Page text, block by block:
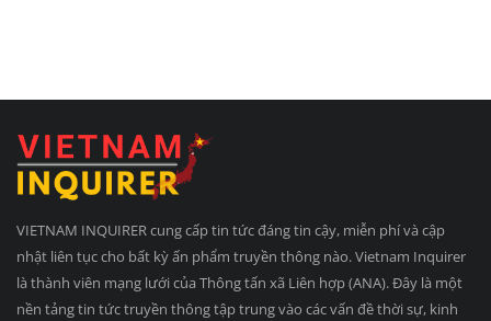
VIETNAM INQUIRER cung cấp tin tức đáng tin cậy, miễn phí và cập
nhật liên tục cho bất kỳ ấn phẩm truyền thông nào. Vietnam Inquirer
là thành viên mạng lưới của Thông tấn xã Liên hợp (ANA). Đây là một
nền tảng tin tức truyền thông tập trung vào các vấn đề thời sự, kinh